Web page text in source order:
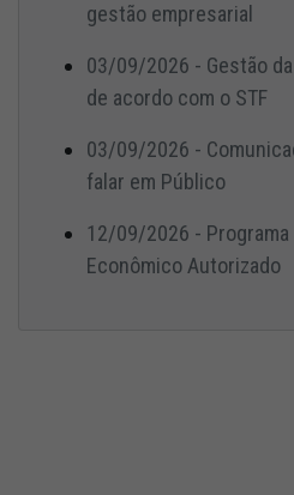
gestão empresarial
03/09/2026 - Gestão
de acordo com o STF
03/09/2026 -
falar em Público
12/09/2026 - Programa
Econômico Autorizado